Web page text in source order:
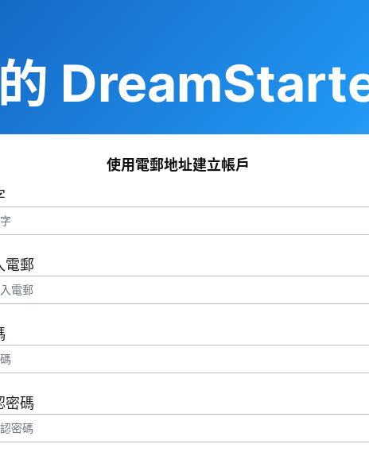
使用電郵地址建立帳戶
電郵
密碼